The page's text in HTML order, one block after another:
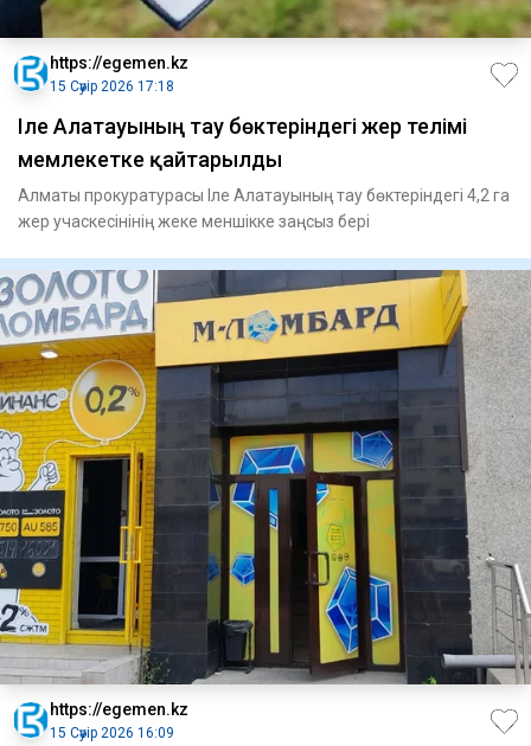
https://egemen.kz
15 Сәуір 2026 17:18
Іле Алатауының тау бөктеріндегі жер телімі
мемлекетке қайтарылды
Алматы прокуратурасы Іле Алатауының тау бөктеріндегі 4,2 га
жер учаскесінінің жеке меншікке заңсыз бері
https://egemen.kz
15 Сәуір 2026 16:09